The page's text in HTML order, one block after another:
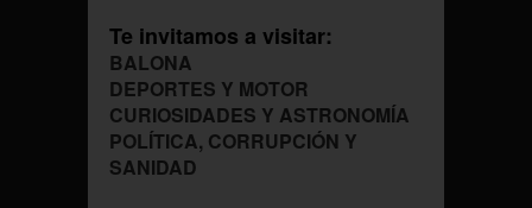
Te invitamos a visitar:
BALONA
DEPORTES Y MOTOR
CURIOSIDADES Y ASTRONOMÍA
POLÍTICA, CORRUPCIÓN Y
SANIDAD